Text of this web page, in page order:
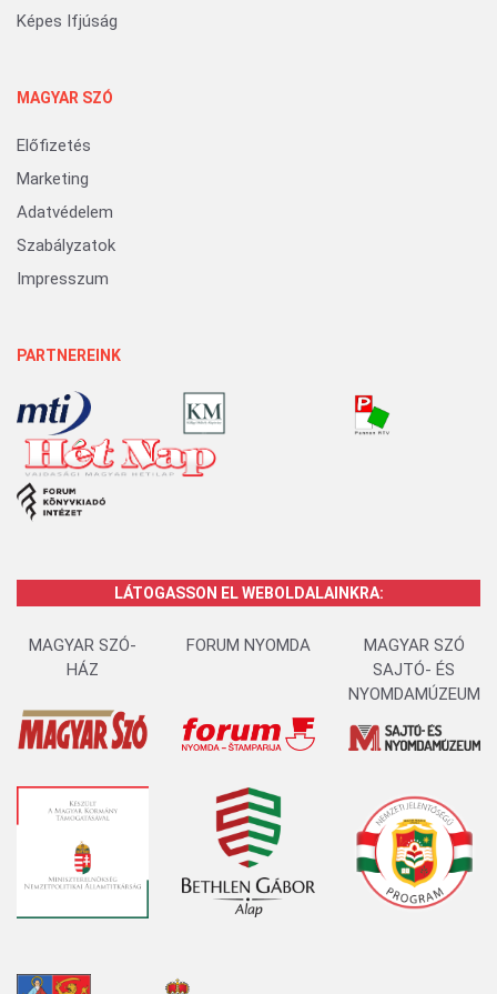
Képes Ifjúság
MAGYAR SZÓ
Előfizetés
Marketing
Adatvédelem
Szabályzatok
Impresszum
PARTNEREINK
LÁTOGASSON EL WEBOLDALAINKRA:
MAGYAR SZÓ-
HÁZ
FORUM NYOMDA
MAGYAR SZÓ
SAJTÓ- ÉS
NYOMDAMÚZEUM